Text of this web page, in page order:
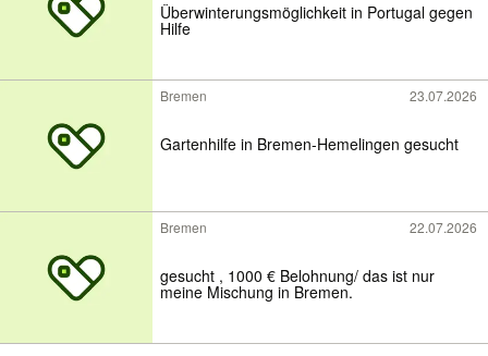
Überwinterungsmöglichkeit in Portugal gegen
Hilfe
Bremen 23.07.2026
Gartenhilfe in Bremen-Hemelingen gesucht
Bremen 22.07.2026
gesucht , 1000 € Belohnung/ das ist nur
meine Mischung in Bremen.